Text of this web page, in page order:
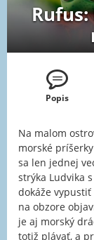
Popis
Na malom
morské
sa len jednej
strýka Ludvika
dokáže
na obzore
je aj morský
totiž plávať, a